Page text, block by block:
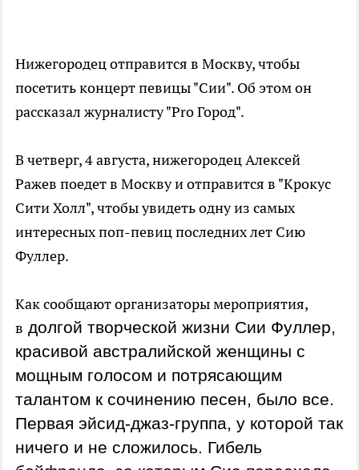
Нижегородец отправится в Москву, чтобы
посетить концерт певицы "Сии". Об этом он
рассказал журналисту "Pro Город".
В четверг, 4 августа, нижегородец Алексей
Ражев поедет в Москву и отправится в "Крокус
Сити Холл", чтобы увидеть одну из самых
интересных поп-певиц последних лет Сию
Фуллер.
Как сообщают организаторы мероприятия,
в долгой творческой жизни Сии Фуллер,
красивой австралийской женщины с
мощным голосом и потрясающим
талантом к сочинению песен, было все.
Первая эйсид-джаз-группа, у которой так
ничего и не сложилось. Гибель